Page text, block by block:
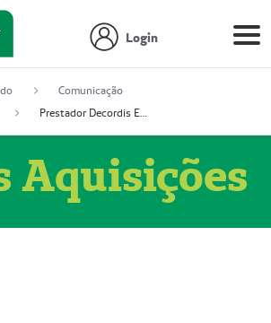
Login
Comunicação
Prestador Decordis Exames Cardiológicos LTDA (51004347-4)
Aquisições